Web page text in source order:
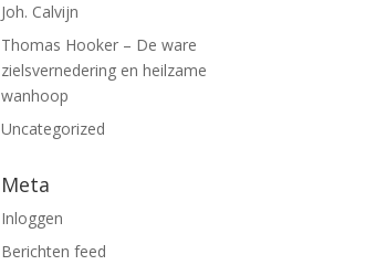
Joh. Calvijn
Thomas Hooker – De ware
zielsvernedering en heilzame
wanhoop
Uncategorized
Meta
Inloggen
Berichten feed